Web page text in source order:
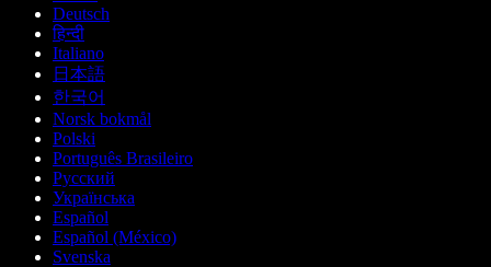
Deutsch
हिन्दी
Italiano
日本語
한국어
Norsk bokmål
Polski
Português Brasileiro
Русский
Українська
Español
Español (México)
Svenska